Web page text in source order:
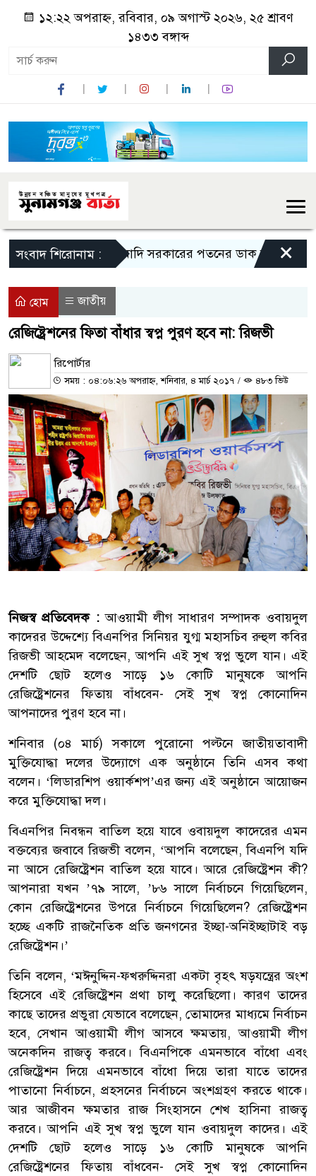
১২:২২ অপরাহ্ন, রবিবার, ০৯ অগাস্ট ২০২৬, ২৫ শ্রাবণ
১৪৩৩ বঙ্গাব্দ
সংবাদ শিরোনাম :মোদি সরকারের পতনের ডাক রাহুল গান্ধীর
×
হোম জাতীয়
রেজিষ্ট্রেশনের ফিতা বাঁধার স্বপ্ন পুরণ হবে না: রিজভী
রিপোর্টার
সময় : ০৪:০৬:২৬ অপরাহ্ন, শনিবার, ৪ মার্চ ২০১৭ / ৪৮৩ ভিউ
নিজস্ব প্রতিবেদক :আওয়ামী লীগ সাধারণ সম্পাদক ওবায়দুল
কাদেরর উদ্দেশ্যে বিএনপির সিনিয়র যুগ্ম মহাসচিব রুহুল কবির
রিজভী আহমেদ বলেছেন, আপনি এই সুখ স্বপ্ন ভুলে যান। এই
দেশটি ছোট হলেও সাড়ে ১৬ কোটি মানুষকে আপনি
রেজিষ্ট্রেশনের ফিতায় বাঁধবেন- সেই সুখ স্বপ্ন কোনোদিন
আপনাদের পুরণ হবে না।
শনিবার (০৪ মার্চ) সকালে পুরোনো পল্টনে জাতীয়তাবাদী
মুক্তিযোদ্ধা দলের উদ্যোগে এক অনুষ্ঠানে তিনি এসব কথা
বলেন। ‘লিডারশিপ ওয়ার্কশপ’এর জন্য এই অনুষ্ঠানে আয়োজন
করে মুক্তিযোদ্ধা দল।
বিএনপির নিবন্ধন বাতিল হয়ে যাবে ওবায়দুল কাদেরের এমন
বক্তব্যের জবাবে রিজভী বলেন, ‘আপনি বলেছেন, বিএনপি যদি
না আসে রেজিষ্ট্রেশন বাতিল হয়ে যাবে। আরে রেজিষ্ট্রেশন কী?
আপনারা যখন ’৭৯ সালে, ’৮৬ সালে নির্বাচনে গিয়েছিলেন,
কোন রেজিষ্ট্রেশনের উপরে নির্বাচনে গিয়েছিলেন? রেজিষ্ট্রেশন
হচ্ছে একটি রাজনৈতিক প্রতি জনগনের ইচ্ছা-অনিইচ্ছাটাই বড়
রেজিষ্ট্রেশন।’
তিনি বলেন, ‘মঈনুদ্দিন-ফখরুদ্দিনরা একটা বৃহৎ ষড়যন্ত্রের অংশ
হিসেবে এই রেজিষ্ট্রেশন প্রথা চালু করেছিলো। কারণ তাদের
কাছে তাদের প্রভুরা যেভাবে বলেছেন, তোমাদের মাধ্যমে নির্বাচন
হবে, সেখান আওয়ামী লীগ আসবে ক্ষমতায়, আওয়ামী লীগ
অনেকদিন রাজত্ব করবে। বিএনপিকে এমনভাবে বাঁধো এবং
রেজিষ্ট্রেশন দিয়ে এমনভাবে বাঁধো দিয়ে তারা যাতে তাদের
পাতানো নির্বাচনে, প্রহসনের নির্বাচনে অংশগ্রহণ করতে থাকে।
আর আজীবন ক্ষমতার রাজ সিংহাসনে শেখ হাসিনা রাজত্ব
করবে। আপনি এই সুখ স্বপ্ন ভুলে যান ওবায়দুল কাদের। এই
দেশটি ছোট হলেও সাড়ে ১৬ কোটি মানুষকে আপনি
রেজিষ্ট্রেশনের ফিতায় বাঁধবেন- সেই সুখ স্বপ্ন কোনোদিন